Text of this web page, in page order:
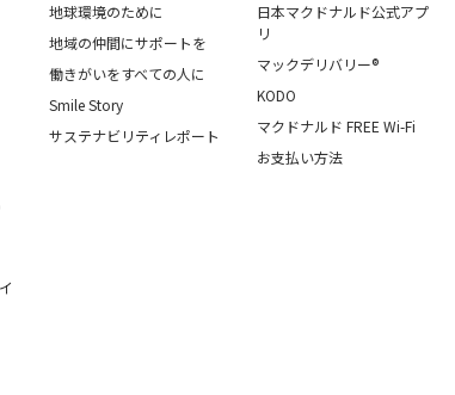
地球環境のために
地域の仲間にサポートを
働きがいをすべての人に
Smile Story
サステナビリティレポート
日本マクドナルド公式アプ
リ
マックデリバリー®
KODO
マクドナルド FREE Wi-Fi
お支払い方法